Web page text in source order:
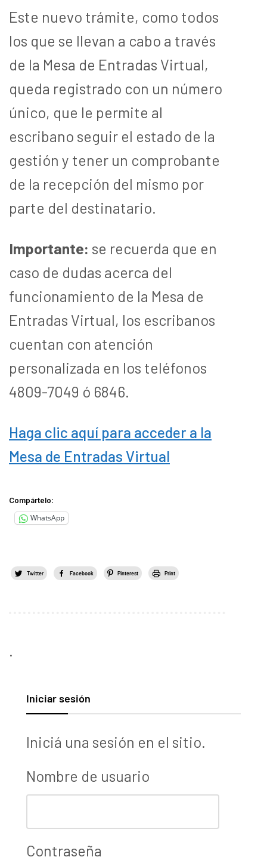
Este nuevo trámite, como todos
los que se llevan a cabo a través
de la Mesa de Entradas Virtual,
queda registrado con un número
único, que le permite al
escribano seguir el estado de la
gestión y tener un comprobante
de la recepción del mismo por
parte del destinatario.
Importante: se recuerda que en
caso de dudas acerca del
funcionamiento de la Mesa de
Entradas Virtual, los escribanos
cuentan con atención
personalizada en los teléfonos
4809-7049 ó 6846.
Haga clic aquí para acceder a la
Mesa de Entradas Virtual
Compártelo:
WhatsApp
Twitter Facebook Pinterest Print
.
Iniciar sesión
Iniciá una sesión en el sitio.
Nombre de usuario
Contraseña